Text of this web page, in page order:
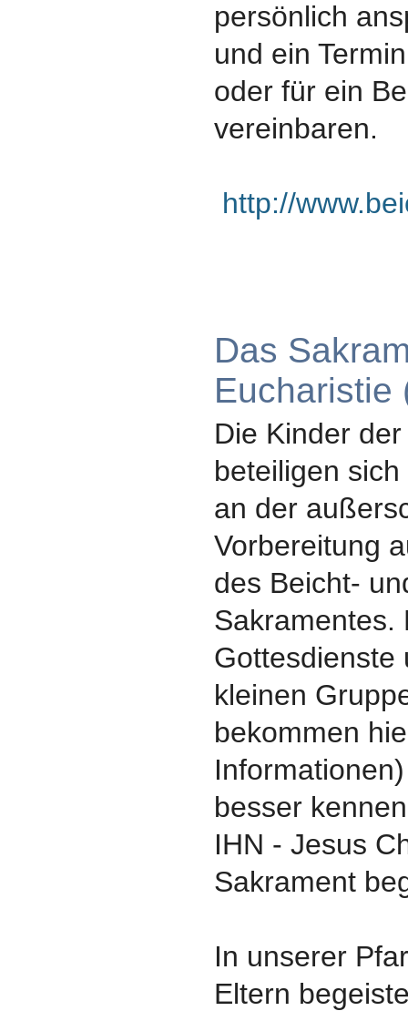
persönlich
und ein
oder für ein
vereinbaren.
http://
Das
Eucharistie
Die Kinder
beteiligen
an der
Vorbereitung
des Beicht-
Sakramentes.
Gottesdienste
kleinen
bekommen
besser
IHN - Jesus
Sakrament
In unserer
Eltern